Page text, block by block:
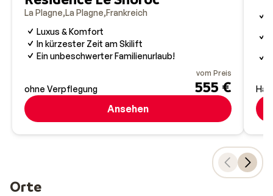
La Plagne La Plagne Frankreich
Luxus & Komfort
In kürzester Zeit am Skilift
Ein unbeschwerter Familienurlaub!
ohne Verpflegung
vom Preis
555 €
Ansehen
Orte